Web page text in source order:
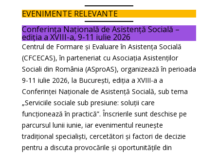
EVENIMENTE RELEVANTE
Conferința Națională de Asistență Socială –
ediția a XVIII-a, 9-11 iulie 2026
Centrul de Formare și Evaluare în Asistența Socială
(CFCECAS), în parteneriat cu Asociația Asistenților
Sociali din România (ASproAS), organizează în perioada
9-11 iulie 2026, la București, ediția a XVIII-a a
Conferinței Naționale de Asistență Socială, sub tema
„Serviciile sociale sub presiune: soluții care
funcționează în practică”. Înscrierile sunt deschise pe
parcursul lunii iunie, iar evenimentul reunește
tradițional specialiști, cercetători și factori de decizie
pentru a discuta provocările și oportunitățile din